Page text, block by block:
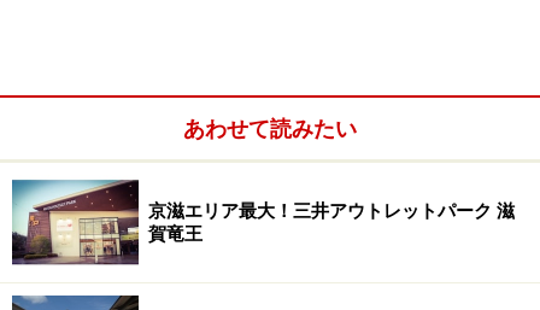
1/6 次のページへ
あわせて読みたい
京滋エリア最大！三井アウトレットパーク 滋
賀竜王